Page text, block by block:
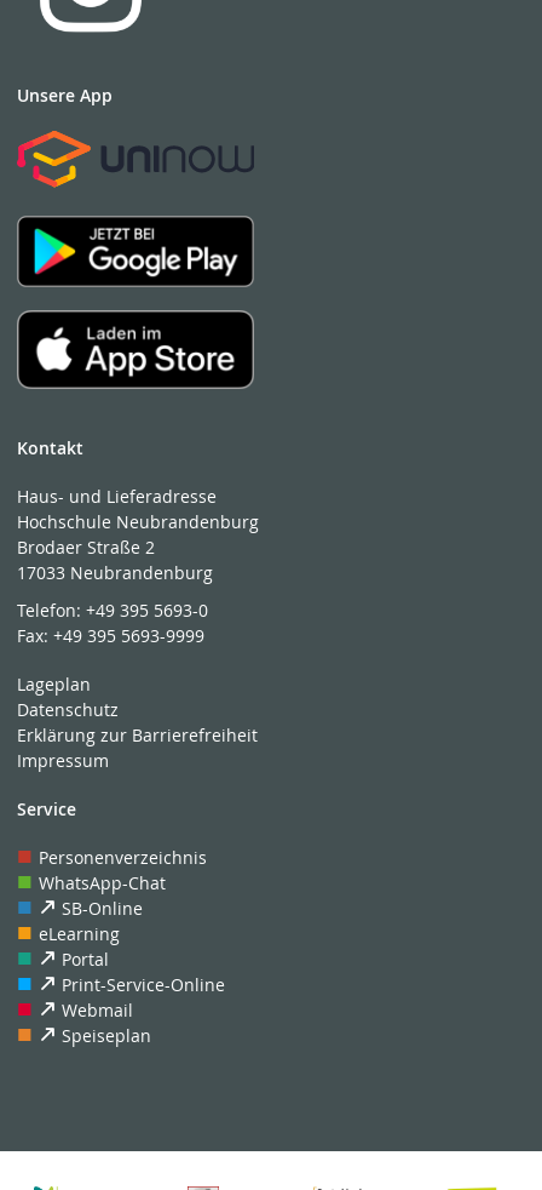
Unsere App
Kontakt
Haus- und Lieferadresse
Hochschule Neubrandenburg
Brodaer Straße 2
17033 Neubrandenburg
Telefon:+49 395 5693-0
Fax:+49 395 5693-9999
Lageplan
Datenschutz
Erklärung zur Barrierefreiheit
Impressum
Service
Personenverzeichnis
WhatsApp-Chat
SB-Online
eLearning
Portal
Print-Service-Online
Webmail
Speiseplan